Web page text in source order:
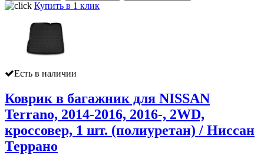
Купить в 1 клик
Есть в наличии
Коврик в багажник для NISSAN
Terrano, 2014-2016, 2016-, 2WD,
кроссовер, 1 шт. (полиуретан) / Ниссан
Террано